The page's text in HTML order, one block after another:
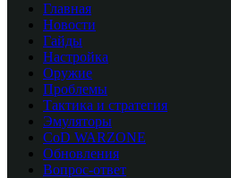
Главная
Новости
Гайды
Настройка
Оружие
Проблемы
Тактика и стратегия
Эмуляторы
CоD WARZONE
Обновления
Вопрос-ответ